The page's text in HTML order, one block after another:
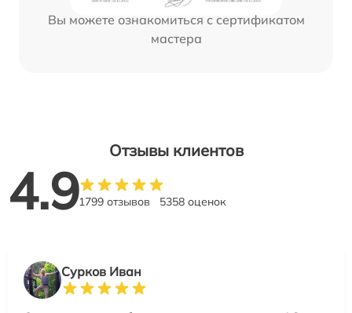
Вы можете ознакомиться с сертификатом
мастера
Отзывы клиентов
4.91799 отзывов 5358 оценок
Сурков Иван